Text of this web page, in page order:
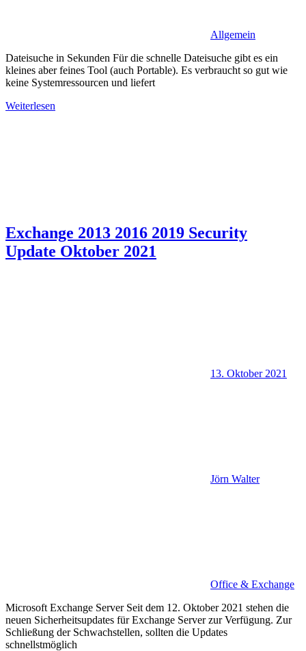
Allgemein
Dateisuche in Sekunden Für die schnelle Dateisuche gibt es ein
kleines aber feines Tool (auch Portable). Es verbraucht so gut wie
keine Systemressourcen und liefert
Weiterlesen
Exchange 2013 2016 2019 Security
Update Oktober 2021
13. Oktober 2021
Jörn Walter
Office & Exchange
Microsoft Exchange Server Seit dem 12. Oktober 2021 stehen die
neuen Sicherheitsupdates für Exchange Server zur Verfügung. Zur
Schließung der Schwachstellen, sollten die Updates
schnellstmöglich